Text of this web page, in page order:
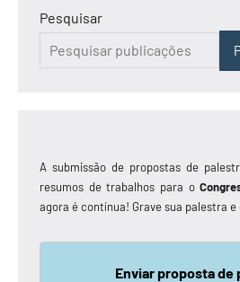
Pesquisar
A submissão de propostas de
resumos de trabalhos para o
agora é contínua! Grave sua palestra e
Enviar proposta de